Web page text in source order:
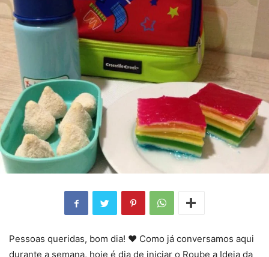
Pessoas queridas, bom dia! ❤️ Como já conversamos aqui
durante a semana, hoje é dia de iniciar o Roube a Ideia da